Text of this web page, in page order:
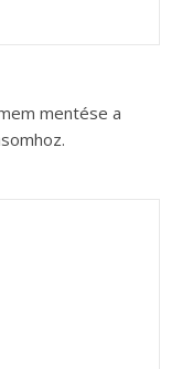
mentése a